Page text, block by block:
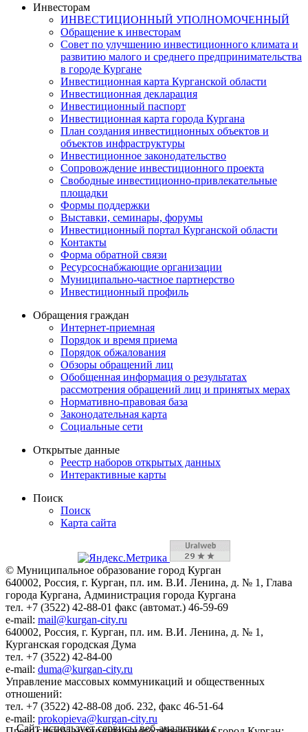
Инвесторам
ИНВЕСТИЦИОННЫЙ УПОЛНОМОЧЕННЫЙ
Обращение к инвесторам
Совет по улучшению инвестиционного климата и
развитию малого и среднего предпринимательства
в городе Кургане
Инвестиционная карта Курганской области
Инвестиционная декларация
Инвестиционный паспорт
Инвестиционная карта города Кургана
План создания инвестиционных объектов и
объектов инфраструктуры
Инвестиционное законодательство
Сопровождение инвестиционного проекта
Свободные инвестиционно-привлекательные
площадки
Формы поддержки
Выставки, семинары, форумы
Инвестиционный портал Курганской области
Контакты
Форма обратной связи
Ресурсоснабжающие организации
Муниципально-частное партнерство
Инвестиционный профиль
Обращения граждан
Интернет-приемная
Порядок и время приема
Порядок обжалования
Обзоры обращений лиц
Обобщенная информация о результатах
рассмотрения обращений лиц и принятых мерах
Нормативно-правовая база
Законодательная карта
Социальные сети
Открытые данные
Реестр наборов открытых данных
Интерактивные карты
Поиск
Поиск
Карта сайта
© Муниципальное образование город Курган
640002, Россия, г. Курган, пл. им. В.И. Ленина, д. № 1, Глава
города Кургана, Администрация города Кургана
тел. +7 (3522) 42-88-01 факс (автомат.) 46-59-69
e-mail: mail@kurgan-city.ru
640002, Россия, г. Курган, пл. им. В.И. Ленина, д. № 1,
Курганская городская Дума
тел. +7 (3522) 42-84-00
e-mail: duma@kurgan-city.ru
Управление массовых коммуникаций и общественных
отношений:
тел. +7 (3522) 42-88-08 доб. 232, факс 46-51-64
e-mail: prokopieva@kurgan-city.ru
Сайт использует сервисы веб-аналитики с